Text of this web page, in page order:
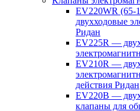
EV220WR (65-
двухходовые
Ридан
EV225R —
EV210R —
действия Ридан
EV220B —
клапаны для